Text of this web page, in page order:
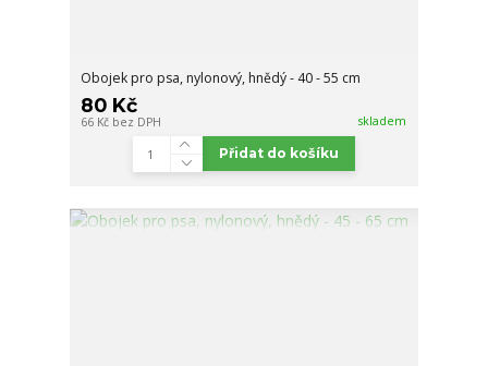
Obojek pro psa, nylonový, hnědý - 40 - 55 cm
80 Kč
66 Kč bez DPH skladem
Přidat do košíku